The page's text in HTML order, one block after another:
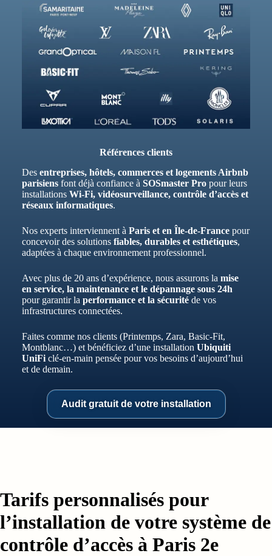
Références clients
Des entreprises, hôtels, commerces et logements Airbnb
parisiensfont déjà confiance à SOSmaster Propour leurs
installations Wi-Fi, vidéosurveillance, contrôle d’accès et
réseaux informatiques.
Nos experts interviennent à Paris et en Île-de-Francepour
concevoir des solutions fiables, durables et esthétiques,
adaptées à chaque environnement professionnel.
Avec plus de 20 ans d’expérience, nous assurons la mise
en service, la maintenance et le dépannage sous 24h
pour garantir la performance et la sécuritéde vos
infrastructures connectées.
Faites comme nos clients (Printemps, Zara, Basic-Fit,
Montblanc…) et bénéficiez d’une installation Ubiquiti
UniFiclé-en-main pensée pour vos besoins d’aujourd’hui
et de demain.
Audit gratuit de votre installation
Tarifs personnalisés pour
l’installation de votre système de
contrôle d’accès à Paris 2e